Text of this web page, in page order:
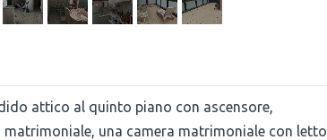
attico al quinto piano con ascensore,
una camera matrimoniale con letto